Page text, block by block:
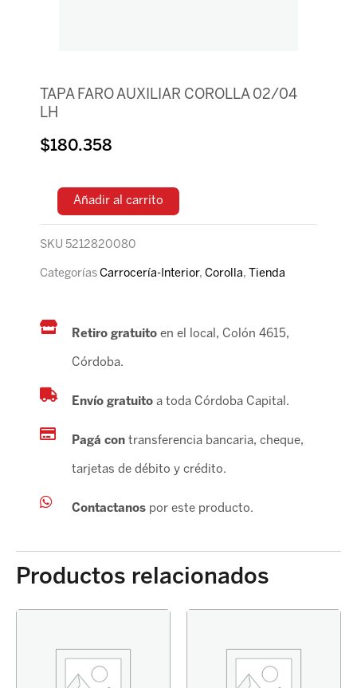
TAPA FARO AUXILIAR COROLLA 02/04
LH
$180.358
Añadir al carrito
SKU 5212820080
Categorías Carrocería-Interior, Corolla, Tienda
Retiro gratuito en el local, Colón 4615,
Córdoba.
Envío gratuitoa toda Córdoba Capital.
Pagá contransferencia bancaria, cheque,
tarjetas de débito y crédito.
Contactanospor este producto.
Productos relacionados